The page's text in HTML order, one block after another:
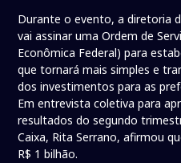
Durante o evento, a diretoria
vai assinar uma Ordem de
Econômica Federal) para
que tornará mais simples e
dos investimentos para as
Em entrevista coletiva para
resultados do segundo
Caixa, Rita Serrano, afirmou
R$ 1 bilhão.